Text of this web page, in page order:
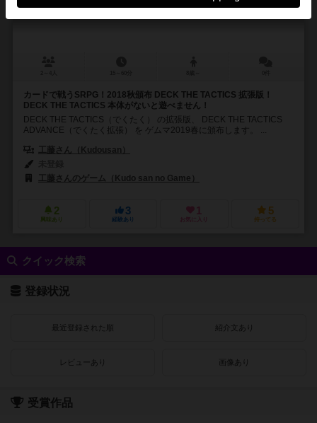
カードで戦うSRPG！2018秋頒布 DECK THE TACTICS 拡張版！
DECK THE TACTICS 本体がないと遊べません！
DECK THE TACTICS（でくたく） の拡張版、 DECK THE TACTICS
ADVANCE（でくたく拡張） を ゲムマ2019春に頒布します。 ...
工藤さん（Kudousan）
工藤さんのゲーム（Kudo san no Game）
2
興味あり
3
経験あり
1
お気に入り
5
持ってる
クイック検索
登録状況
最近登録された順 紹介文あり
レビューあり 画像あり
受賞作品